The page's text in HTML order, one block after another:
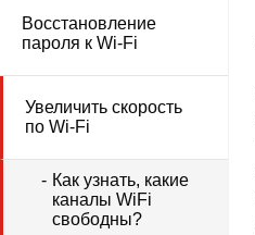
Восстановление
пароля к Wi-Fi
Увеличить скорость
по Wi-Fi
Как узнать, какие
каналы WiFi
свободны?